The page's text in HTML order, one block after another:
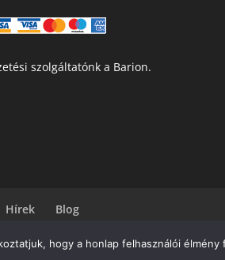
szolgáltatónk a Barion.
Hírek Blog
hogy a honlap felhasználói